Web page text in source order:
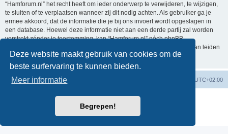
Deze website maakt gebruik van cookies om de
beste surfervaring te kunnen bieden.
Meer informatie
Begrepen!
“Hamforum.nl” het recht heeft om ieder onderwerp te verwijderen, te wijzigen,
te sluiten of te verplaatsen wanneer zij dit nodig achten. Als gebruiker ga je
ermee akkoord, dat de informatie die je bij ons invoert wordt opgeslagen in
een database. Hoewel deze informatie niet aan een derde partij zal worden
verstrekt zónder je toestemming, kan “Hamforum.nl” nóch phpBB
verantwoordelijk worden gehouden voor een hackpoging die ertoe kan leiden
dat de gegevens vrijkomen.
Forumoverzicht UTC+02:00
Powered byphpBB® Forum Software © phpBB Limited
Nederlandse vertaling door
Privacy|Gebruikersvoorwaarden